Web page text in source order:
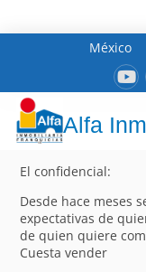
México
Alfa
El confidencial:
Desde hace meses
expectativas de
de quien quiere
Cuesta vender